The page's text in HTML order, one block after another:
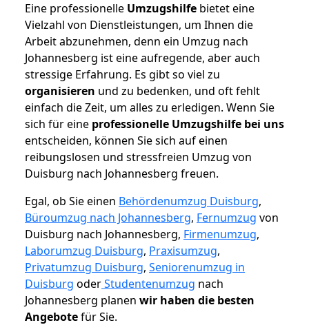
Eine professionelle Umzugshilfe bietet eine
Vielzahl von Dienstleistungen, um Ihnen die
Arbeit abzunehmen, denn ein Umzug nach
Johannesberg ist eine aufregende, aber auch
stressige Erfahrung. Es gibt so viel zu
organisieren und zu bedenken, und oft fehlt
einfach die Zeit, um alles zu erledigen. Wenn Sie
sich für eine professionelle Umzugshilfe bei uns
entscheiden, können Sie sich auf einen
reibungslosen und stressfreien Umzug von
Duisburg nach Johannesberg freuen.
Egal, ob Sie einen Behördenumzug Duisburg,
Büroumzug nach Johannesberg, Fernumzug von
Duisburg nach Johannesberg, Firmenumzug,
Laborumzug Duisburg, Praxisumzug,
Privatumzug Duisburg, Seniorenumzug in
Duisburg oderStudentenumzug nach
Johannesberg planen wir haben die besten
Angebotefür Sie.